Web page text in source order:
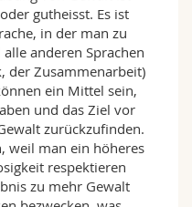
gutheisst. Es ist
in der man zu
anderen Sprachen
der Zusammenarbeit)
ein Mittel sein,
und das Ziel vor
zurückzufinden.
weil man ein höheres
respektieren
zu mehr Gewalt